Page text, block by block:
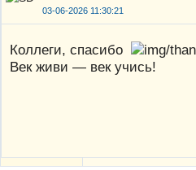
03-06-2026 11:30:21
Коллеги, спасибо
Век живи — век учись!